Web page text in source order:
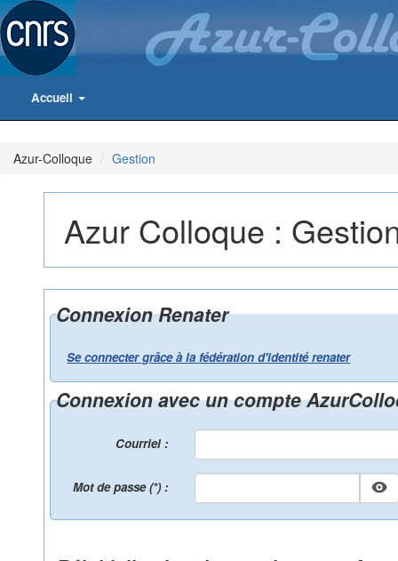
Azur-Colloque Gestion
Azur Colloque :
Accueil
Connexion Renater
Se connecter grâce à la fédération d'identité renater
Connexion avec un compte
Courriel :
Mot de passe (*) :